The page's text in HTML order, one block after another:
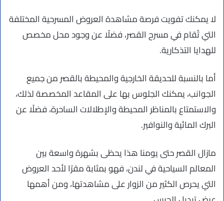
لا يمكنك تفويت فرصة مشاهدة العروض المسرحية المختلفة
التي تُقام في مسرح القصر، فضلًا عن وجود محل مخصص
للهدايا التذكارية.
أما بالنسبة للحديقة الخارجية والمحيطة بالقصر من جميع
الجوانب، يمكنك الجلوس بها على المقاعد المخصصة لذلك،
والاستمتاع بالمناظر المحيطة والإطلالات الساحرة، فضلًا عن
البرك المائية والنوافير.
مازال القصر حتى يومنا هذا يحظى بشهرة واسعة بين
المعالم السياحية في لندن، فهو بمثابة مقرًا لأحد العروض
التي يحرص الكثير من الزوار على مشاهدتها، ومن أهمها